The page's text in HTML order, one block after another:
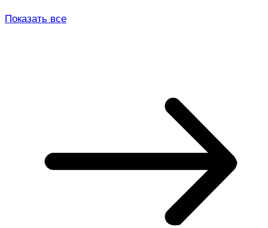
Показать все